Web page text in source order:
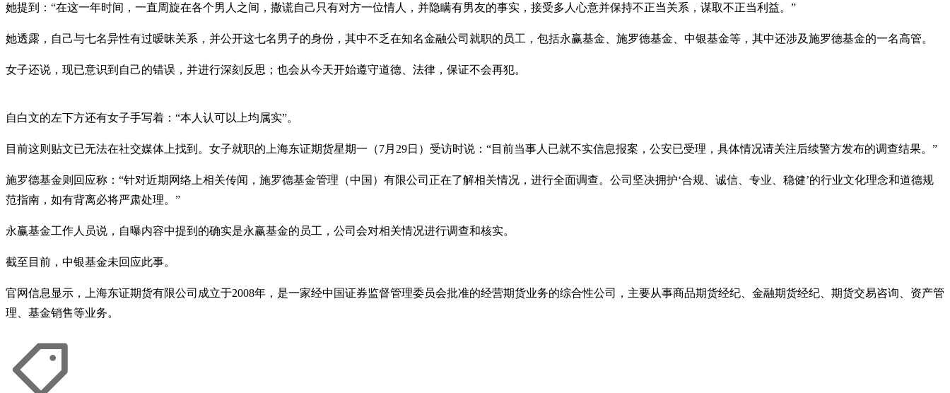
她提到：“在这一年时间，一直周旋在各个男人之间，撒谎自己只有对方一位情人，并隐瞒有男友的事实，接受多人心意并保持不正当关系，谋取不正当利益。”
她透露，自己与七名异性有过暧昧关系，并公开这七名男子的身份，其中不乏在知名金融公司就职的员工，包括永赢基金、施罗德基金、中银基金等，其中还涉及施罗德基金的一名高管。
女子还说，现已意识到自己的错误，并进行深刻反思；也会从今天开始遵守道德、法律，保证不会再犯。
自白文的左下方还有女子手写着：“本人认可以上均属实”。
目前这则贴文已无法在社交媒体上找到。女子就职的上海东证期货星期一（7月29日）受访时说：“目前当事人已就不实信息报案，公安已受理，具体情况请关注后续警方发布的调查结果。”
施罗德基金则回应称：“针对近期网络上相关传闻，施罗德基金管理（中国）有限公司正在了解相关情况，进行全面调查。公司坚决拥护‘合规、诚信、专业、稳健’的行业文化理念和道德规
范指南，如有背离必将严肃处理。”
永赢基金工作人员说，自曝内容中提到的确实是永赢基金的员工，公司会对相关情况进行调查和核实。
截至目前，中银基金未回应此事。
官网信息显示，上海东证期货有限公司成立于2008年，是一家经中国证券监督管理委员会批准的经营期货业务的综合性公司，主要从事商品期货经纪、金融期货经纪、期货交易咨询、资产管
理、基金销售等业务。